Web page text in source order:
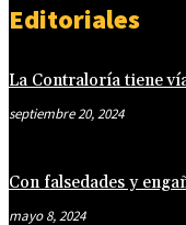
Editoriales
La Contraloría tiene
septiembre 20, 2024
Con falsedades y
mayo 8, 2024